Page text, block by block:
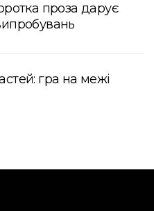
проза дарує
гра на межі